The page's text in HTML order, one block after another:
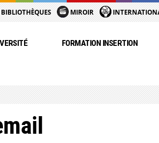
BIBLIOTHÈQUES MIROIR
FORMATION INSERTION